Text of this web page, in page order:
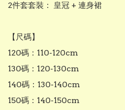
2件套套裝： 皇冠 + 連身裙
【尺碼】
120碼：110-120cm
130碼：120-130cm
140碼：130-140cm
150碼：140-150cm